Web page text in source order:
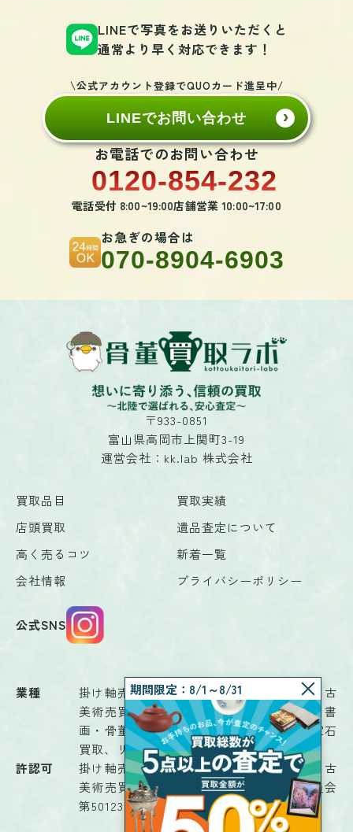
期間限定：8/1～8/31
LINEで写真をお送りいただくと
通常より早く対応できます！
\公式アカウント登録でQUOカード進呈中/
LINEでお問い合わせ
お電話でのお問い合わせ
0120-854-232
電話受付 8:00~19:00店舗営業 10:00~17:00
お急ぎの場合は
070-8904-6903
〒933-0851
富山県高岡市上関町3-19
運営会社：kk.lab 株式会社
買取品目
買取実績
店頭買取
遺品査定について
高く売るコツ
新着一覧
会社情報
プライバシーポリシー
公式SNS
業種
掛け軸売買、骨董品鑑定業、骨董品売買、古
美術売買、古物商、茶道具、書画鑑定業、書
画・骨董品商、書画売買、古道具販売、宝石
買取、リサイクルショップ、解体業
許認可
掛け軸売買、骨董品鑑定業、骨董品売買、古
美術売買、古物（古物商）富山県公安委員会
第501230008701号